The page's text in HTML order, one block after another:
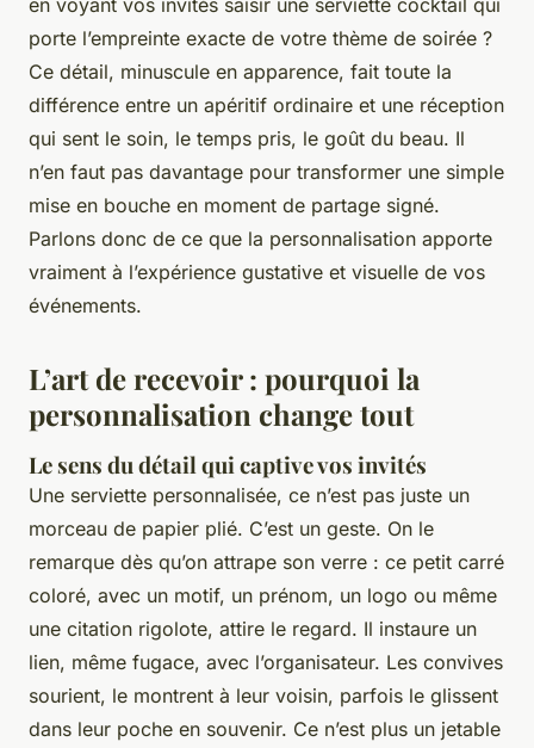
en voyant vos invités saisir une serviette cocktail qui
porte l’empreinte exacte de votre thème de soirée ?
Ce détail, minuscule en apparence, fait toute la
différence entre un apéritif ordinaire et une réception
qui sent le soin, le temps pris, le goût du beau. Il
n’en faut pas davantage pour transformer une simple
mise en bouche en moment de partage signé.
Parlons donc de ce que la personnalisation apporte
vraiment à l’expérience gustative et visuelle de vos
événements.
L’art de recevoir : pourquoi la
personnalisation change tout
Le sens du détail qui captive vos invités
Une serviette personnalisée, ce n’est pas juste un
morceau de papier plié. C’est un geste. On le
remarque dès qu’on attrape son verre : ce petit carré
coloré, avec un motif, un prénom, un logo ou même
une citation rigolote, attire le regard. Il instaure un
lien, même fugace, avec l’organisateur. Les convives
sourient, le montrent à leur voisin, parfois le glissent
dans leur poche en souvenir. Ce n’est plus un jetable